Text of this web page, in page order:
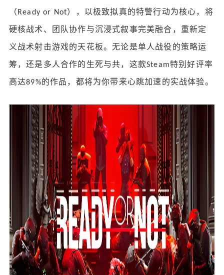
（ Ready or Not），以极致拟真的特警行动为核心，将
硬核战术、团队协作与沉浸式叙事完美融合，重新定
义战术射击游戏的天花板。无论是单人战役的策略运
筹，还是多人合作的生死与共，这款Steam特别好评率
高达89%的作品，都将为你带来心跳加速的实战体验。